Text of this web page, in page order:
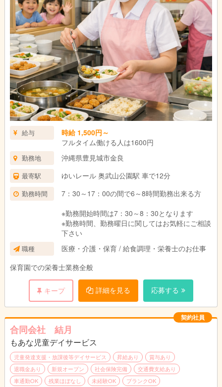
給与
時給 1,500円～
フルタイム働ける人は1600円
勤務地 沖縄県豊見城市金良
最寄駅 ゆいレール 奥武山公園駅 車で12分
勤務時間
7：30～17：00の間で6～8時間勤務出来る方
※勤務開始時間は7：30～8：30となります
※勤務時間、勤務曜日に関してはお気軽にご相談
下さい
職種
医療・介護・保育 / 給食調理・栄養士のお仕事
保育園での栄養士業務全般
キープ 詳細を見る 応募する
契約社員
合同会社 結月
もあな児童デイサービス
児童発達支援・放課後等デイサービス 昇給あり
賞与あり
退職金あり
新規オープン 社会保険完備
交通費支給あり
車通勤OK
残業ほぼなし 未経験OK ブランクOK